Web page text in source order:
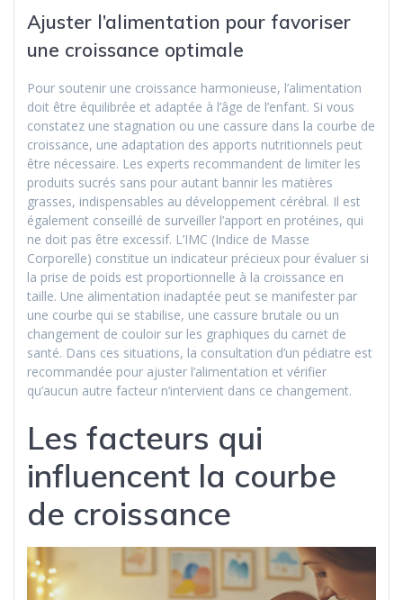
Ajuster l’alimentation pour favoriser
une croissance optimale
Pour soutenir une croissance harmonieuse, l’alimentation
doit être équilibrée et adaptée à l’âge de l’enfant. Si vous
constatez une stagnation ou une cassure dans la courbe de
croissance, une adaptation des apports nutritionnels peut
être nécessaire. Les experts recommandent de limiter les
produits sucrés sans pour autant bannir les matières
grasses, indispensables au développement cérébral. Il est
également conseillé de surveiller l’apport en protéines, qui
ne doit pas être excessif. L’IMC (Indice de Masse
Corporelle) constitue un indicateur précieux pour évaluer si
la prise de poids est proportionnelle à la croissance en
taille. Une alimentation inadaptée peut se manifester par
une courbe qui se stabilise, une cassure brutale ou un
changement de couloir sur les graphiques du carnet de
santé. Dans ces situations, la consultation d’un pédiatre est
recommandée pour ajuster l’alimentation et vérifier
qu’aucun autre facteur n’intervient dans ce changement.
Les facteurs qui
influencent la courbe
de croissance